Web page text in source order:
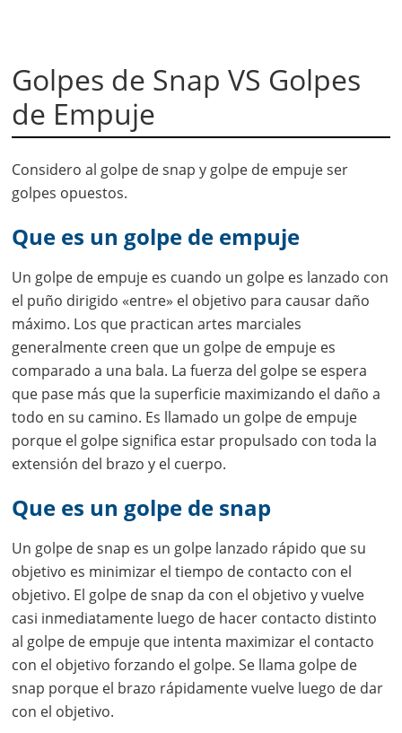
Golpes de Snap VS Golpes
de Empuje
Considero al golpe de snap y golpe de empuje ser
golpes opuestos.
Que es un golpe de empuje
Un golpe de empuje es cuando un golpe es lanzado con
el puño dirigido «entre» el objetivo para causar daño
máximo. Los que practican artes marciales
generalmente creen que un golpe de empuje es
comparado a una bala. La fuerza del golpe se espera
que pase más que la superficie maximizando el daño a
todo en su camino. Es llamado un golpe de empuje
porque el golpe significa estar propulsado con toda la
extensión del brazo y el cuerpo.
Que es un golpe de snap
Un golpe de snap es un golpe lanzado rápido que su
objetivo es minimizar el tiempo de contacto con el
objetivo. El golpe de snap da con el objetivo y vuelve
casi inmediatamente luego de hacer contacto distinto
al golpe de empuje que intenta maximizar el contacto
con el objetivo forzando el golpe. Se llama golpe de
snap porque el brazo rápidamente vuelve luego de dar
con el objetivo.